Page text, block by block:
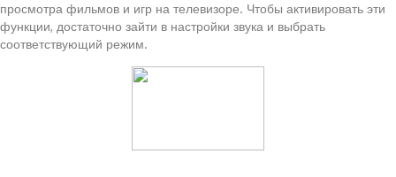
просмотра фильмов и игр на телевизоре. Чтобы активировать эти
функции, достаточно зайти в настройки звука и выбрать
соответствующий режим.